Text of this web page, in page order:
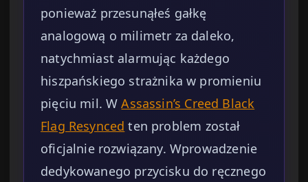
ponieważ przesunąłeś gałkę
analogową o milimetr za daleko,
natychmiast alarmując każdego
hiszpańskiego strażnika w promieniu
pięciu mil. WAssassin’s Creed Black
Flag Resynced ten problem został
oficjalnie rozwiązany. Wprowadzenie
dedykowanego przycisku do ręcznego